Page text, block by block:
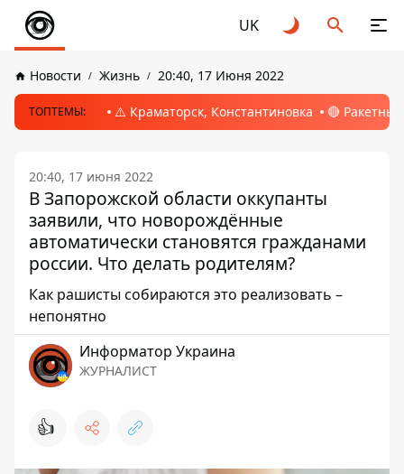
UK
Новости Жизнь 20:40, 17 Июня 2022
ТОПТЕМЫ: ⚠️ Краматорск, Константиновка 🔴
20:40, 17 июня 2022
В Запорожской области оккупанты
заявили, что новорождённые
автоматически становятся гражданами
россии. Что делать родителям?
Как рашисты собираются это реализовать –
непонятно
Информатор Украина
ЖУРНАЛИСТ
👍